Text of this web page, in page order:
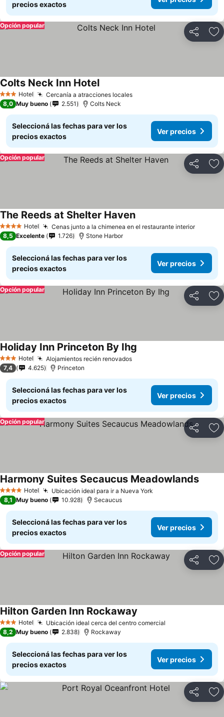
precios exactos
Compartir
Opción popular
3 Estrellas
Hotel Cercanía a atracciones locales
Colts Neck Inn Hotel
8,0 Muy bueno 2.551 Colts Neck
Seleccioná las fechas para ver los
precios exactos
Ver precios
Compartir
Opción popular
4 EstrellasHotel Cenas junto a la chimenea en el restaurante interior
The Reeds at Shelter Haven
8,5 Excelente 1.726 Stone Harbor
Seleccioná las fechas para ver los
precios exactos
Ver precios
Compartir
Opción popular
3 Estrellas
Hotel Alojamientos recién renovados
Holiday Inn Princeton By Ihg
7,4 4.625 Princeton
Seleccioná las fechas para ver los
precios exactos
Ver precios
Compartir
Opción popular
4 EstrellasHotel Ubicación ideal para ir a Nueva York
Harmony Suites Secaucus Meadowlands
8,1 Muy bueno 10.928 Secaucus
Seleccioná las fechas para ver los
precios exactos
Ver precios
Compartir
Opción popular
3 Estrellas
Hotel Ubicación ideal cerca del centro comercial
Hilton Garden Inn Rockaway
8,2 Muy bueno 2.838 Rockaway
Seleccioná las fechas para ver los
precios exactos
Ver precios
Compartir